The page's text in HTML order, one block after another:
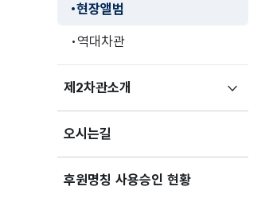
현장앨범
역대차관
제2차관소개
펼치기
오시는길
후원명칭 사용승인 현황